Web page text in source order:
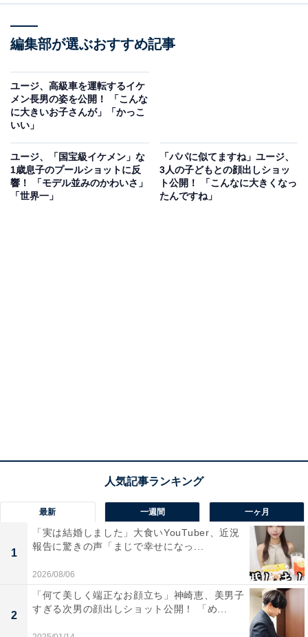
編集部が選ぶおすすめ記事
ユージ、高級車を運転するイケ
メン長男の姿を公開！ 「こんな
に大きいお子さんが」「かっこ
いい」
ユージ、「国宝級イケメン」な
1歳息子のプールショットに反
響！ 「モデル並みのかわいさ」
「世界一」
「パパに似てますね」ユージ、
3人の子どもとの顔出しショッ
ト公開！ 「こんなに大きくなっ
たんですね」
最新 一週間 一ヶ月
1
「実は結婚しました」大食いYouTuber、近況
報告に驚きの声「まじで幸せになっ...
2026/08/06
2
「何て美しく端正なお顔立ち」神崎恵、美男子
すぎる次男の顔出しショット公開！ 「め...